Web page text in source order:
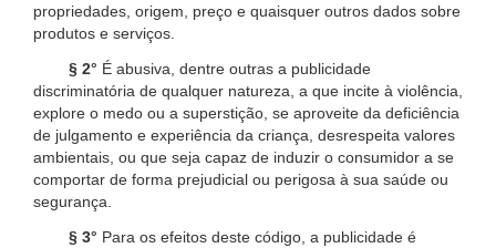
propriedades, origem, preço e quaisquer outros dados sobre
produtos e serviços.
§ 2° É abusiva, dentre outras a publicidade
discriminatória de qualquer natureza, a que incite à violência,
explore o medo ou a superstição, se aproveite da deficiência
de julgamento e experiência da criança, desrespeita valores
ambientais, ou que seja capaz de induzir o consumidor a se
comportar de forma prejudicial ou perigosa à sua saúde ou
segurança.
§ 3° Para os efeitos deste código, a publicidade é